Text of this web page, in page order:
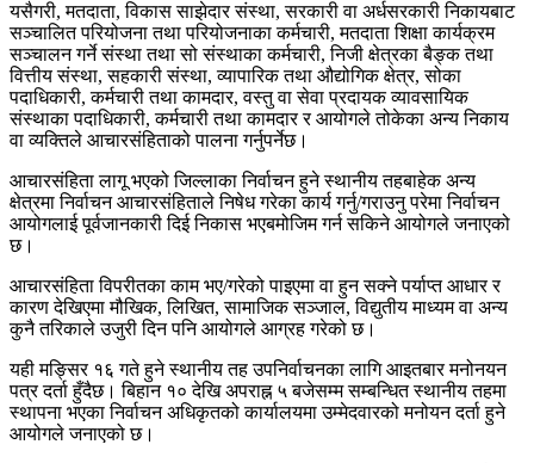
यसैगरी, मतदाता, विकास साझेदार संस्था, सरकारी वा अर्धसरकारी निकायबाट
सञ्चालित परियोजना तथा परियोजनाका कर्मचारी, मतदाता शिक्षा कार्यक्रम
सञ्चालन गर्ने संस्था तथा सो संस्थाका कर्मचारी, निजी क्षेत्रका बैङ्क तथा
वित्तीय संस्था, सहकारी संस्था, व्यापारिक तथा औद्योगिक क्षेत्र, सोका
पदाधिकारी, कर्मचारी तथा कामदार, वस्तु वा सेवा प्रदायक व्यावसायिक
संस्थाका पदाधिकारी, कर्मचारी तथा कामदार र आयोगले तोकेका अन्य निकाय
वा व्यक्तिले आचारसंहिताको पालना गर्नुपर्नेछ।
आचारसंहिता लागू भएको जिल्लाका निर्वाचन हुने स्थानीय तहबाहेक अन्य
क्षेत्रमा निर्वाचन आचारसंहिताले निषेध गरेका कार्य गर्नु/गराउनु परेमा निर्वाचन
आयोगलाई पूर्वजानकारी दिई निकास भएबमोजिम गर्न सकिने आयोगले जनाएको
छ।
आचारसंहिता विपरीतका काम भए/गरेको पाइएमा वा हुन सक्ने पर्याप्त आधार र
कारण देखिएमा मौखिक, लिखित, सामाजिक सञ्जाल, विद्युतीय माध्यम वा अन्य
कुनै तरिकाले उजुरी दिन पनि आयोगले आग्रह गरेको छ।
यही मङ्सिर १६ गते हुने स्थानीय तह उपनिर्वाचनका लागि आइतबार मनोनयन
पत्र दर्ता हुँदैछ। बिहान १० देखि अपराह्न ५ बजेसम्म सम्बन्धित स्थानीय तहमा
स्थापना भएका निर्वाचन अधिकृतको कार्यालयमा उम्मेदवारको मनोयन दर्ता हुने
आयोगले जनाएको छ।